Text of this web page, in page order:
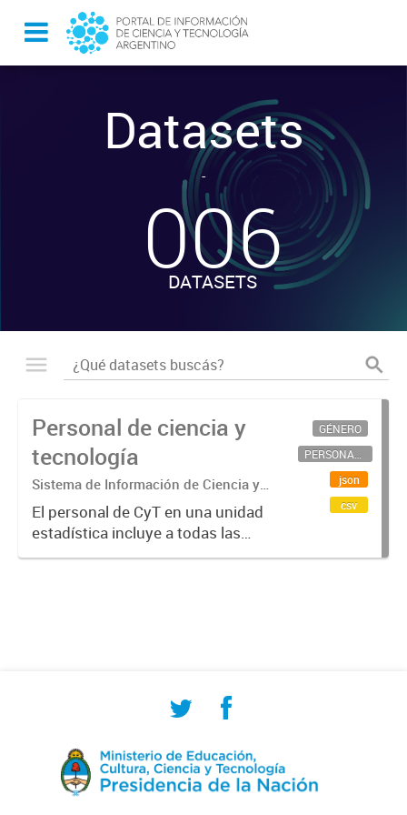
Datasets
-
006
DATASETS
Personal de ciencia y
tecnología
Sistema de Información de Ciencia y
Tecnología Argentino (SICYTAR)
El personal de CyT en una unidad
estadística incluye a todas las
personas involucradas
GÉNERO
PERSONAL CIENTÍFICO-TECNOLÓGICO
json
csv